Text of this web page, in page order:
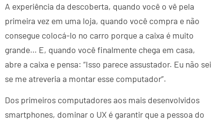
A experiência da descoberta, quando você o vê pela
primeira vez em uma loja, quando você compra e não
consegue colocá-lo no carro porque a caixa é muito
grande… E, quando você finalmente chega em casa,
abre a caixa e pensa: “Isso parece assustador. Eu não sei
se me atreveria a montar esse computador”.
Dos primeiros computadores aos mais desenvolvidos
smartphones, dominar o UX é garantir que a pessoa do